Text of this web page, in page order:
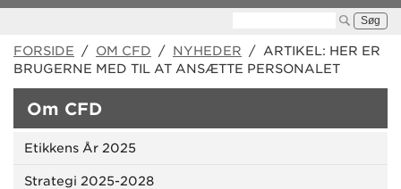
FORSIDE / OM CFD / NYHEDER / ARTIKEL: HER ER
BRUGERNE MED TIL AT ANSÆTTE PERSONALET
Om CFD
Etikkens År 2025
Strategi 2025-2028